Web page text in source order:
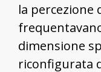
la percezione
dimensione
riconfigurata